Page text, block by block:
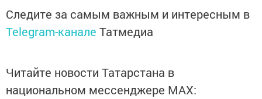
Следите за самым важным и интересным в
Telegram-канале Татмедиа
Читайте новости Татарстана в
национальном мессенджере MАХ: